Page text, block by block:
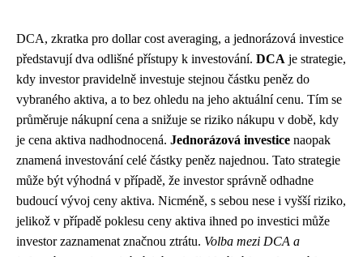
DCA, zkratka pro dollar cost averaging, a jednorázová investice
představují dva odlišné přístupy k investování. DCA je strategie,
kdy investor pravidelně investuje stejnou částku peněz do
vybraného aktiva, a to bez ohledu na jeho aktuální cenu. Tím se
průměruje nákupní cena a snižuje se riziko nákupu v době, kdy
je cena aktiva nadhodnocená. Jednorázová investice naopak
znamená investování celé částky peněz najednou. Tato strategie
může být výhodná v případě, že investor správně odhadne
budoucí vývoj ceny aktiva. Nicméně, s sebou nese i vyšší riziko,
jelikož v případě poklesu ceny aktiva ihned po investici může
investor zaznamenat značnou ztrátu. Volba mezi DCA a